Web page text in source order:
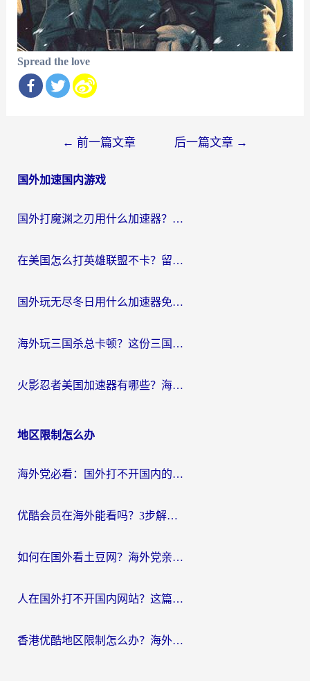
Spread the love
导
← 前一篇文章 后一篇文章 →
国外加速国内游戏
国外打魔渊之刃用什么加速器？2026海外玩家国服游戏加速全攻略（附闪耀暖暖&复苏的魔女避坑指南）
在美国怎么打英雄联盟不卡？留学生亲测的国服游戏加速全攻略
国外玩无尽冬日用什么加速器免费？海外党国服游戏加速避坑指南
海外玩三国杀总卡顿？这份三国杀游戏加速器指南帮你告别延迟烦恼
火影忍者美国加速器有哪些？海外党亲测的国服游戏加速全攻略（含菲律宾玩三国之刃守望黎明技巧）
地区限制怎么办
海外党必看：国外打不开国内的app怎么办？3步解决你的乡愁
优酷会员在海外能看吗？3步解决海外追剧难题，附实测好用加速器推荐
如何在国外看土豆网？海外党亲测有效的追剧加速器选择指南
人在国外打不开国内网站？这篇攻略帮你无缝解锁国内资源（附交管12123使用技巧）
香港优酷地区限制怎么办？海外党亲测有效的追剧解决方案